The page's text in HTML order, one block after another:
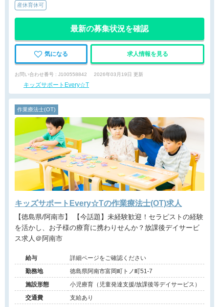
産休育休可
最新の募集状況を確認
気になる 求人情報を見る
お問い合わせ番号 : J100558842 2026年03月19日 更新
キッズサポートEvery☆T
作業療法士(OT)
キッズサポートEvery☆Tの作業療法士(OT)求人
【徳島県/阿南市】 【今話題】未経験歓迎！セラピストの経験
を活かし、お子様の療育に携わりせんか？放課後デイサービ
ス求人＠阿南市
給与
詳細ページをご確認ください
勤務地
徳島県阿南市富岡町トノ町51-7
施設形態
小児療育（児童発達支援/放課後等デイサービス）
交通費
支給あり